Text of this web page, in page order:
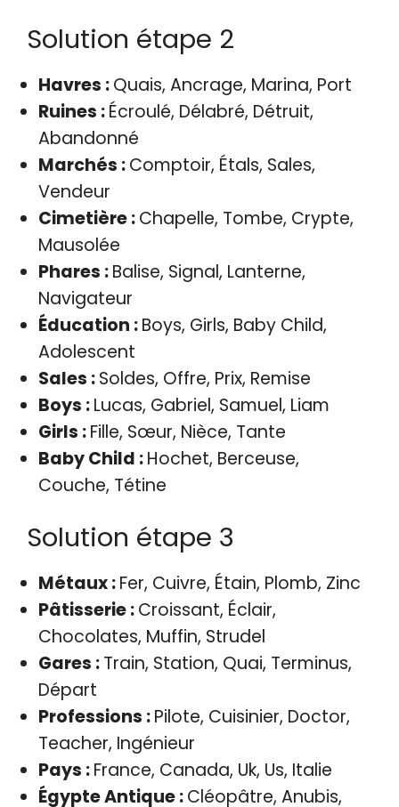
Solution étape 2
Havres :Quais, Ancrage, Marina, Port
Ruines :Écroulé, Délabré, Détruit,
Abandonné
Marchés :Comptoir, Étals, Sales,
Vendeur
Cimetière :Chapelle, Tombe, Crypte,
Mausolée
Phares :Balise, Signal, Lanterne,
Navigateur
Éducation :Boys, Girls, Baby Child,
Adolescent
Sales :Soldes, Offre, Prix, Remise
Boys :Lucas, Gabriel, Samuel, Liam
Girls :Fille, Sœur, Nièce, Tante
Baby Child :Hochet, Berceuse,
Couche, Tétine
Solution étape 3
Métaux :Fer, Cuivre, Étain, Plomb, Zinc
Pâtisserie :Croissant, Éclair,
Chocolates, Muffin, Strudel
Gares :Train, Station, Quai, Terminus,
Départ
Professions :Pilote, Cuisinier, Doctor,
Teacher, Ingénieur
Pays :France, Canada, Uk, Us, Italie
Égypte Antique :Cléopâtre, Anubis,